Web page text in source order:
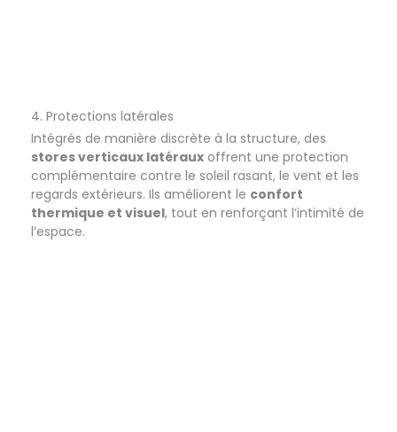
4. Protections latérales
Intégrés de manière discrète à la structure, des
stores verticaux latéraux offrent une protection
complémentaire contre le soleil rasant, le vent et les
regards extérieurs. Ils améliorent le confort
thermique et visuel, tout en renforçant l’intimité de
l’espace.